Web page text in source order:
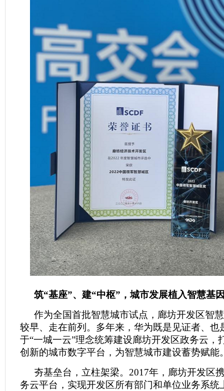
筑“基座”、建“中枢”，城市发展植入智慧基
作为全国首批智慧城市试点，廊坊开发区智
较早、走在前列。多年来，华为既是见证者、也
于“一城一云”理念统筹建设廊坊开发区政务云，
创新的城市数字平台，为智慧城市建设蓄势赋能
夯基垒台，立柱架梁。2017年，廊坊开发区
务云平台，实现开发区所有部门和单位业务系统